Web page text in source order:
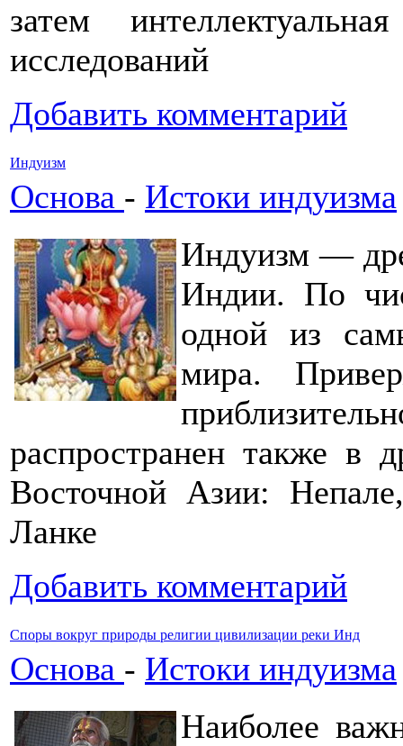
затем
исследований
Добавить комментарий
Индуизм
Основа - Истоки индуизма
Индуизм —
Индии. По
одной из
мира.
распространен также
Восточной Азии:
Ланке
Добавить комментарий
Споры вокруг природы религии цивилизации реки Инд
Основа - Истоки индуизма
Наиболее